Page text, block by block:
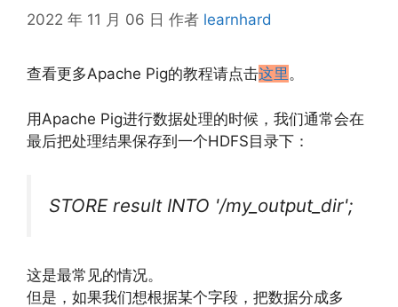
2022 年 11 月 06 日 作者 learnhard
查看更多Apache Pig的教程请点击这里。
用Apache Pig进行数据处理的时候，我们通常会在
最后把处理结果保存到一个HDFS目录下：
STORE result INTO '/my_output_dir';
这是最常见的情况。
但是，如果我们想根据某个字段，把数据分成多